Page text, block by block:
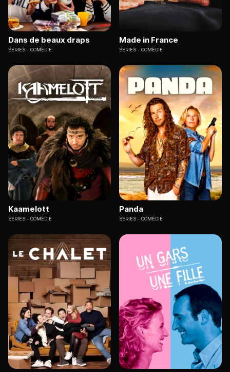
Dans de beaux draps
SÉRIES COMÉDIE
Made in France
SÉRIES COMÉDIE
Kaamelott
SÉRIES COMÉDIE
Panda
SÉRIES COMÉDIE